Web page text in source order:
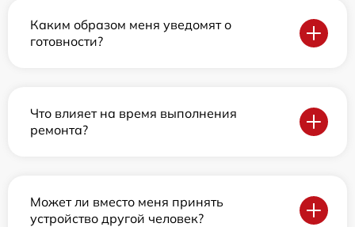
Каким образом меня уведомят о
готовности?
Что влияет на время выполнения
ремонта?
Может ли вместо меня принять
устройство другой человек?